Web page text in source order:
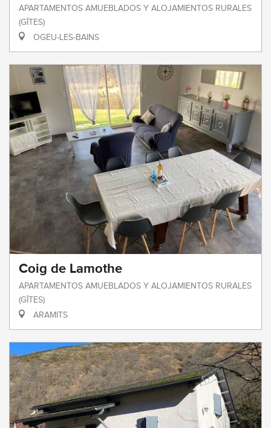
APARTAMENTOS AMUEBLADOS Y ALOJAMIENTOS RURALES
(GÎTES)
OGEU-LES-BAINS
Coig de Lamothe
APARTAMENTOS AMUEBLADOS Y ALOJAMIENTOS RURALES
(GÎTES)
ARAMITS